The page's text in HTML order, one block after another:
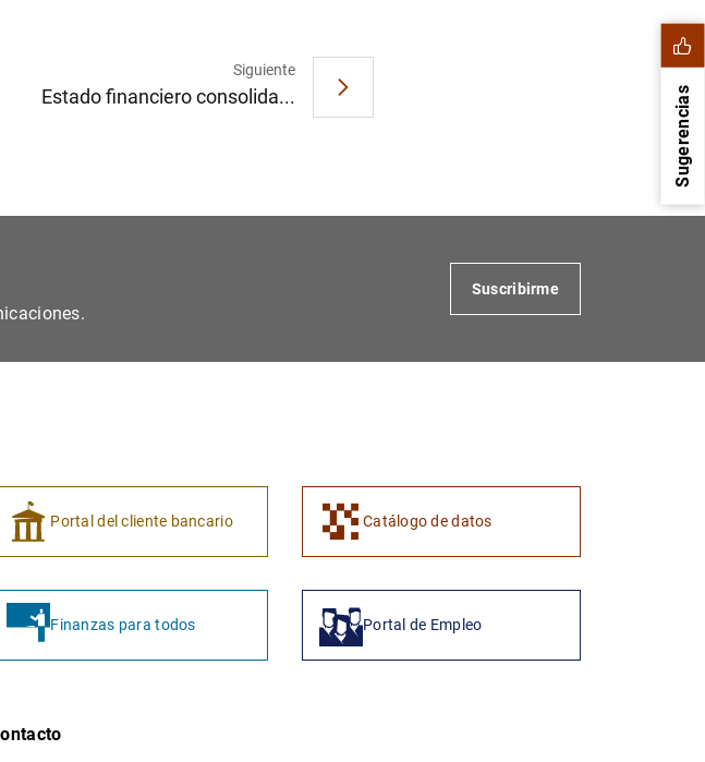
Siguiente
Estado financiero consolida... Sugerencias
1 2
Suscribirme
Portal del cliente bancario Catálogo de datos
Finanzas para todos Portal de Empleo